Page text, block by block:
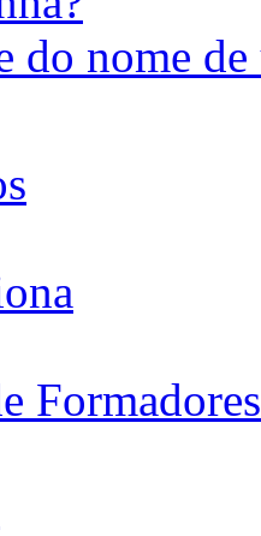
do nome
Formadores